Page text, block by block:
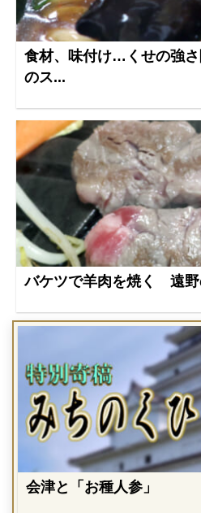
食材、味付け…くせの強
のス...
バケツで羊肉を焼く 遠野
会津と「お種人参」